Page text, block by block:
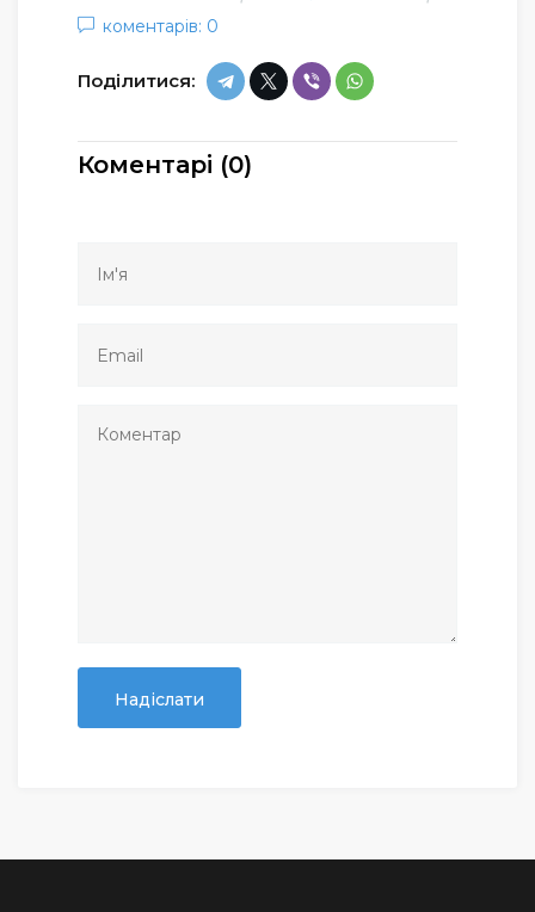
коментарів: 0
Поділитися:
Коментарі (0)
Надіслати